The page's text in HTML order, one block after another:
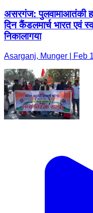
असरगंज: पुलवामाआतंकी
दिन कैंडलमार्च भारत एवं
निकालागया
Asarganj, Munger | Feb